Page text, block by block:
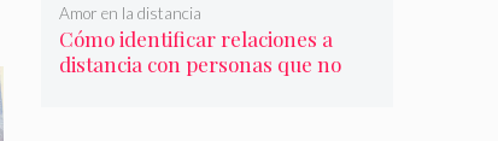
Cómo identificar relaciones a
distancia con personas que no
Amor en la distancia